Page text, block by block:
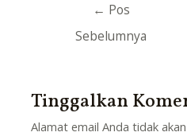
← Pos
Sebelumnya
Tinggalkan
Alamat email Anda tidak